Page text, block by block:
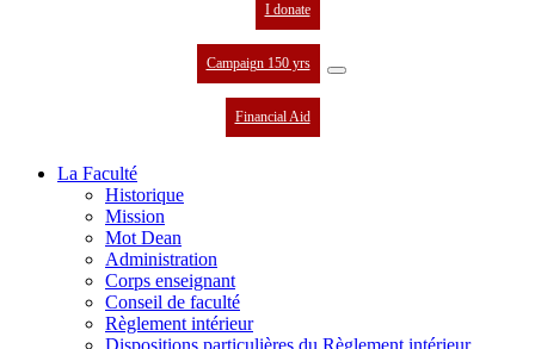
I donate
Campaign 150 yrs
Financial Aid
La Faculté
Historique
Mission
Mot Dean
Administration
Corps enseignant
Conseil de faculté
Règlement intérieur
Dispositions particulières du Règlement intérieur